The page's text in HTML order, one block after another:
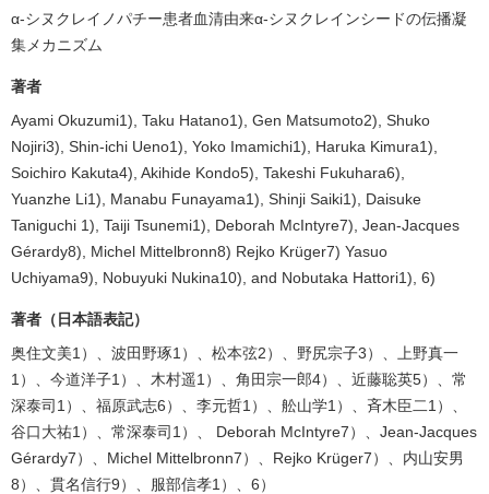
α-シヌクレイノパチー患者血清由来α-シヌクレインシードの伝播凝
集メカニズム
著者
Ayami Okuzumi1), Taku Hatano1), Gen Matsumoto2), Shuko
Nojiri3), Shin-ichi Ueno1), Yoko Imamichi1), Haruka Kimura1),
Soichiro Kakuta4), Akihide Kondo5), Takeshi Fukuhara6),
Yuanzhe Li1), Manabu Funayama1), Shinji Saiki1), Daisuke
Taniguchi 1), Taiji Tsunemi1), Deborah McIntyre7), Jean-Jacques
Gérardy8), Michel Mittelbronn8) Rejko Krüger7) Yasuo
Uchiyama9), Nobuyuki Nukina10), and Nobutaka Hattori1), 6)
著者（日本語表記）
奥住文美1）、波田野琢1）、松本弦2）、野尻宗子3）、上野真一
1）、今道洋子1）、木村遥1）、角田宗一郎4）、近藤聡英5）、常
深泰司1）、福原武志6）、李元哲1）、舩山学1）、斉木臣二1）、
谷口大祐1）、常深泰司1）、 Deborah McIntyre7）、Jean-Jacques
Gérardy7）、Michel Mittelbronn7）、Rejko Krüger7）、内山安男
8）、貫名信行9）、服部信孝1）、6）